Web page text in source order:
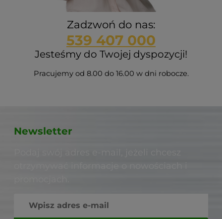
Zadzwoń do nas:
539 407 000
Jesteśmy do Twojej dyspozycji!
Pracujemy od 8.00 do 16.00 w dni robocze.
Newsletter